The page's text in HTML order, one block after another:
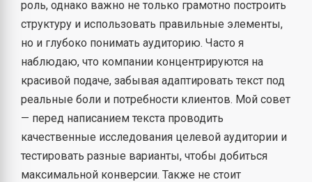
роль, однако важно не только грамотно построить
структуру и использовать правильные элементы,
но и глубоко понимать аудиторию. Часто я
наблюдаю, что компании концентрируются на
красивой подаче, забывая адаптировать текст под
реальные боли и потребности клиентов. Мой совет
— перед написанием текста проводить
качественные исследования целевой аудитории и
тестировать разные варианты, чтобы добиться
максимальной конверсии. Также не стоит